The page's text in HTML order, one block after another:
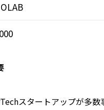
スタートアップが多数